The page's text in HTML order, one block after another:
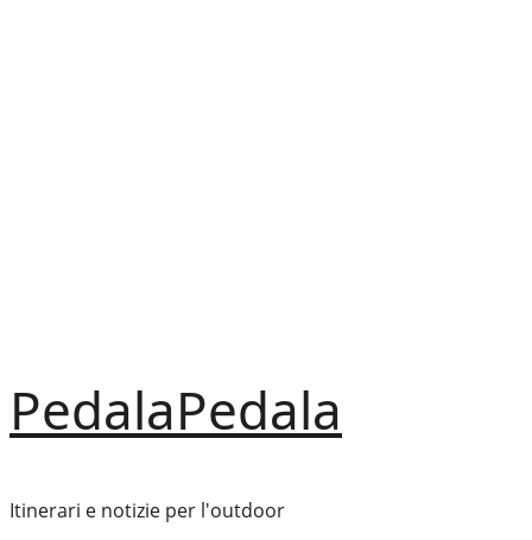
PedalaPedala
Itinerari e notizie per l'outdoor